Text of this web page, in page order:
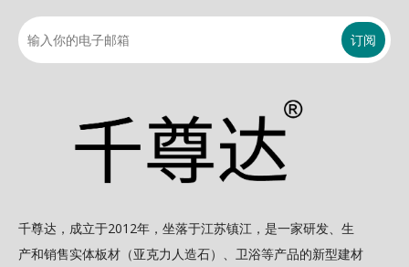
订阅
千尊达，成立于2012年，坐落于江苏镇江，是一家研发、生
产和销售实体板材（亚克力人造石）、卫浴等产品的新型建材